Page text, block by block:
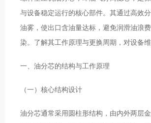
与设备稳定运行的核心部件。其通过高效
油雾，使出口含油量达标，避免润滑油浪
染。了解其工作原理与更换周期，对设备维
一、油分芯的结构与工作原理
（一）核心结构设计
油分芯通常采用圆柱形结构，由内外两层